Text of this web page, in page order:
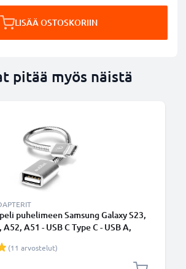
LISÄÄ OSTOSKORIIN
pitää myös näistä
puhelimeen Samsung Galaxy S23,
A52, A51 - USB C Type C - USB A,
(11 arvostelut)